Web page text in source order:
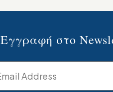
Εγγραφή στο